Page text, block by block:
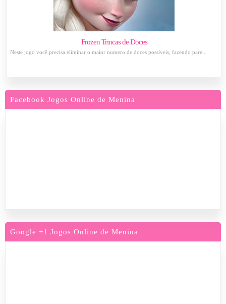
Frozen Trincas de Doces
Neste jogo você precisa eliminar o maior numero de doces possíveis, fazendo pare...
Facebook Jogos Online de Menina
Google +1 Jogos Online de Menina